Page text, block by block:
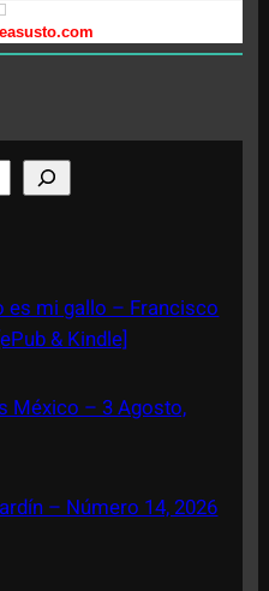
es mi gallo – Francisco
& Kindle]
México – 3 Agosto,
– Número 14, 2026